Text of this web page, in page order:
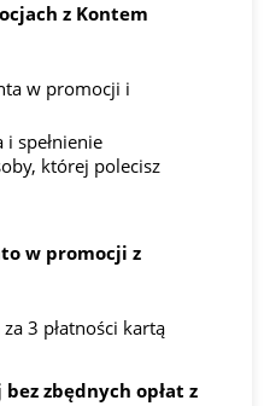
z Kontem
w promocji i
i spełnienie
której polecisz
w promocji z
3 płatności kartą
zbędnych opłat z